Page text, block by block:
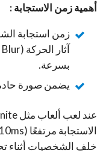
أهمية زمن الاستجابة :
بسرعة.
يضمن صورة حادة
خلف الشخصيات أثناء